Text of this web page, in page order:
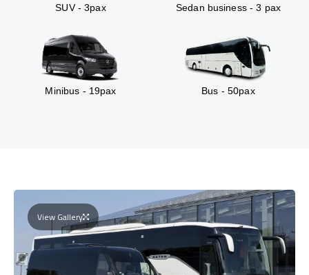
SUV - 3pax Sedan business - 3 pax
Minibus - 19pax Bus - 50pax
View Gallery